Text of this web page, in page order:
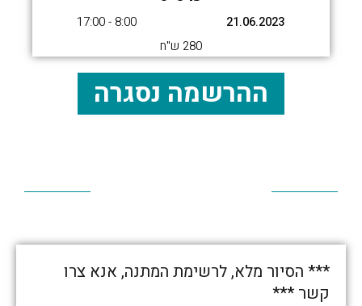
21.06.2023
8:00 - 17:00
280 ש"ח
ההרשמה נסגרה
*** הסיור מלא, לרשימת המתנה, אנא צרו
קשר ***